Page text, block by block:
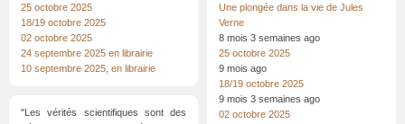
25 octobre 2025
18/19 octobre 2025
02 octobre 2025
24 septembre 2025 en librairie
10 septembre 2025, en librairie
"Les vérités scientifiques sont des
Une plongée dans la vie de Jules
Verne
8 mois 3 semaines ago
25 octobre 2025
9 mois ago
18/19 octobre 2025
9 mois 3 semaines ago
02 octobre 2025